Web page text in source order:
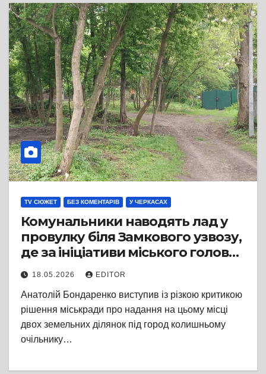
TV СЮЖЕТ БЕЗ КОМЕНТАРІВ У ЧЕРКАСАХ
Комунальники наводять лад у
провулку біля Замкового узвозу,
де за ініціативи міського голови
планують облаштувати сквер
18.05.2026 EDITOR
Анатолій Бондаренко виступив із різкою критикою
рішення міськради про надання на цьому місці
двох земельних ділянок під город колишньому
очільнику…